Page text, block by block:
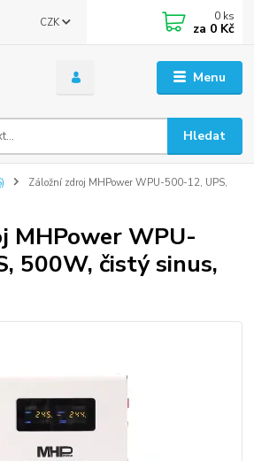
Menu
CZK
Hledat
0 ks
za 0 Kč
Záložní zdroj MHPower WPU-500-12, UPS,
MHPower WPU-
500W, čistý sinus,